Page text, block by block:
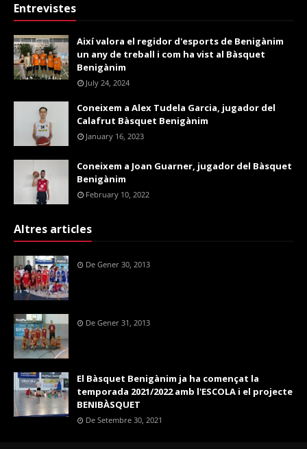
Entrevistes
Així valora el regidor d'esports de Benigànim
un any de treball i com ha vist al Bàsquet
Benigànim
July 24, 2024
Coneixem a Alex Tudela Garcia, jugador del
Calafrut Bàsquet Benigànim
January 16, 2023
Coneixem a Joan Guarner, jugador del Bàsquet
Benigànim
February 10, 2022
Altres articles
De Gener 30, 2013
De Gener 31, 2013
El Bàsquet Benigànim ja ha començat la
temporada 2021/2022 amb l'ESCOLA i el projecte
BENIBÀSQUET
De Setembre 30, 2021